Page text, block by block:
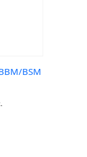
BSM